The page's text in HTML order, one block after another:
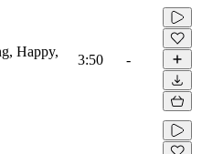
Happy,
3:50 -